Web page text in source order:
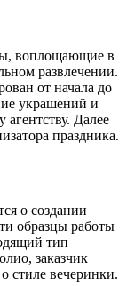
воплощающие в
развлечении.
от начала до
украшений и
Далее
праздника.
о создании
образцы работы
тип
заказчик
стиле вечеринки.